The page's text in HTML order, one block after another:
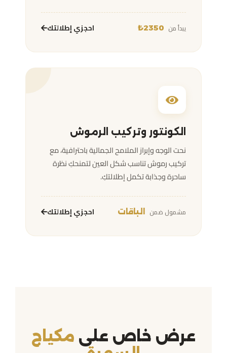
يبدأ من احجزي إطلالتك
الكونتور وتركيب الرموش
نحت الوجه وإبراز الملامح الجمالية باحترافية، مع
تركيب رموش تناسب شكل العين لتمنحكِ نظرة
ساحرة وجذابة تكمل إطلالتكِ.
مشمول ضمن الباقات احجزي إطلالتك
عرض خاص على مكياج